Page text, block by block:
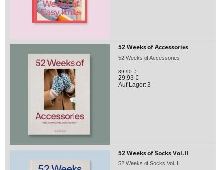
52 Weeks of Accessories
52 Weeks of Accessories
39,90 €
29,93 €
Auf Lager: 3
52 Weeks of Socks Vol. II
52 Weeks of Socks Vol. II